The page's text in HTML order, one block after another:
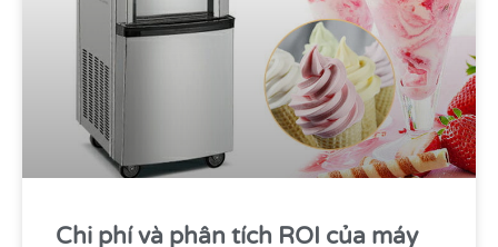
Chi phí và phân tích ROI của máy